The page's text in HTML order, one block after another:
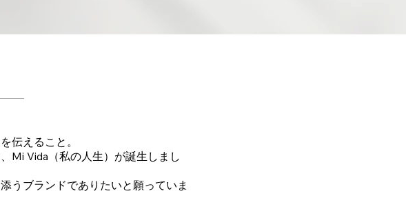
伝えること。
Mi Vida（私の人生）が誕生しまし
うブランドでありたいと願っていま